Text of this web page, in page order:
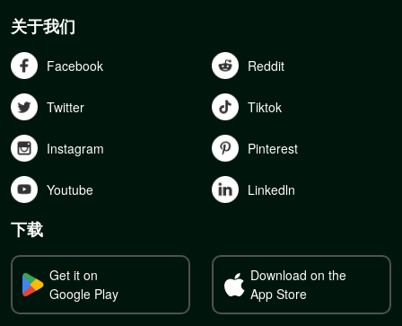
关于我们
Facebook Reddit
Twitter Tiktok
Instagram Pinterest
Youtube Linkedln
下载
Get it on
Google Play
Download on the
App Store